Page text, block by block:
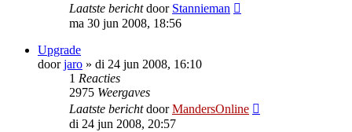
Laatste berichtdoor Stannieman
ma 30 jun 2008, 18:56
Upgrade
doorjaro » di 24 jun 2008, 16:10
1 Reacties
2975 Weergaves
Laatste berichtdoorMandersOnline
di 24 jun 2008, 20:57